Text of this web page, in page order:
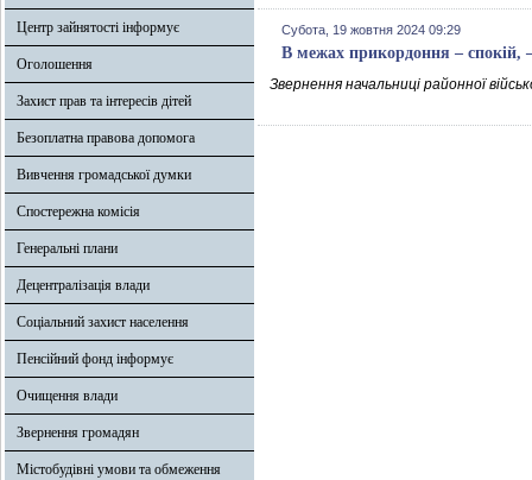
Центр зайнятості інформує
Оголошення
Захист прав та інтересів дітей
Безоплатна правова допомога
Вивчення громадської думки
Спостережна комісія
Генеральні плани
Децентралізація влади
Соціальний захист населення
Пенсійний фонд інформує
Очищення влади
Звернення громадян
Містобудівні умови та обмеження
Субота, 19 жовтня 2024 09:29
В межах прикордоння – спокій,
Звернення начальниці районної